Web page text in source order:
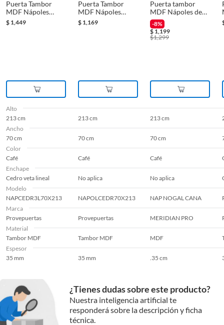
Puerta Tambor
MDF Nápoles
Cedro 3 Líneas
Rauteada 70 x 213
$ 1,449
Puerta Tambor
MDF Nápoles
Cedro con Veta 70
x 213 cm
$ 1,169
Puerta tambor
MDF Nápoles de
70 x 213 cm Nogal
-8%
$1,199
$1,299
Alto
213 cm
213 cm 213 cm
Ancho
70 cm
70 cm 70 cm
Color
Café
Café Café
Enchape
Cedro veta lineal
No aplica No aplica
Modelo
NAPCEDR3L70X213
NAPOLCEDR70X213 NAP NOGAL CANA
Marca
Provepuertas
Provepuertas MERIDIAN PRO
Material
Tambor MDF
Tambor MDF MDF
Espesor
35 mm
35 mm .35 cm
¿Tienes dudas sobre este producto?
Nuestra inteligencia artificial te
responderá sobre la descripción y ficha
técnica.